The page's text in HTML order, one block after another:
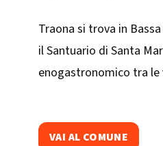
Traona si trova in
il Santuario di Santa
enogastronomico tra le
VAI AL COMUNE